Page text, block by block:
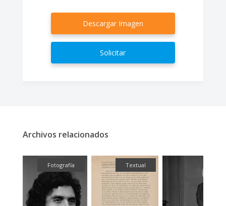
Descargar Imagen
Solicitar
Archivos relacionados
Fotografía Textual